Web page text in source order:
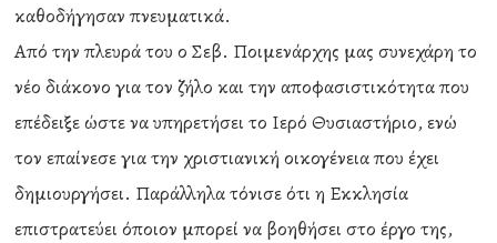
καθοδήγησαν πνευματικά.
Από την πλευρά του ο Σεβ. Ποιμενάρχης μας συνεχάρη το
νέο διάκονο για τον ζήλο και την αποφασιστικότητα που
επέδειξε ώστε να υπηρετήσει το Ιερό Θυσιαστήριο, ενώ
τον επαίνεσε για την χριστιανική οικογένεια που έχει
δημιουργήσει. Παράλληλα τόνισε ότι η Εκκλησία
επιστρατεύει όποιον μπορεί να βοηθήσει στο έργο της,